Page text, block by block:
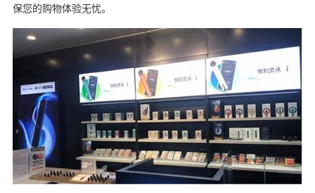
保您的购物体验无忧。